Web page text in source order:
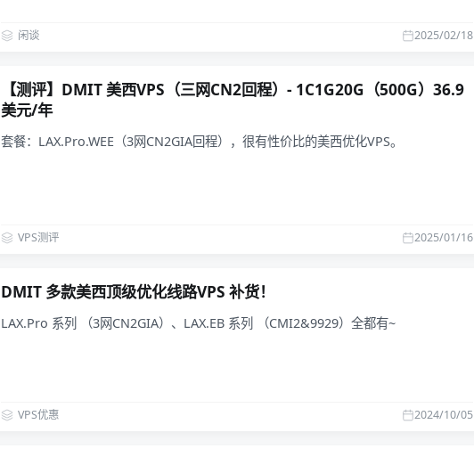
2025/02/18
闲谈
【测评】DMIT 美西VPS（三网CN2回程）- 1C1G20G（500G）36.9
美元/年
套餐：LAX.Pro.WEE（3网CN2GIA回程），很有性价比的美西优化VPS。
2025/01/16
VPS测评
DMIT 多款美西顶级优化线路VPS 补货！
LAX.Pro 系列 （3网CN2GIA）、LAX.EB 系列 （CMI2&9929）全都有~
2024/10/05
VPS优惠